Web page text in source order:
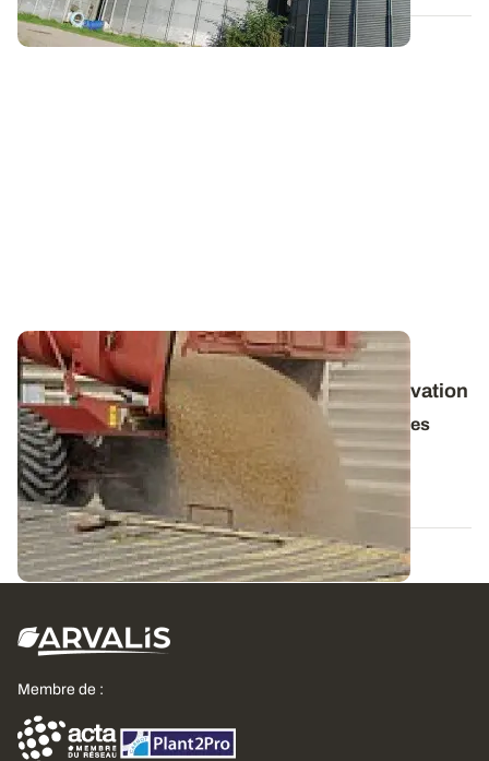
Céréales à paille (3/3) - Récolte humide :
recommandations pour une bonne conservation
Dans certaines régions, les conditions climatiques
pluvieuses de cette année font craindre...
28 JUILL. 2011
Membre de :